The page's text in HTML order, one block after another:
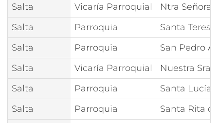
Salta
Vicaría Parroquial
Ntra Señora
Salta
Parroquia
Santa
Salta
Parroquia
San Pedro
Salta
Vicaría Parroquial
Nuestra Sra
Salta
Parroquia
Santa Lucía
Salta
Parroquia
Santa Rita